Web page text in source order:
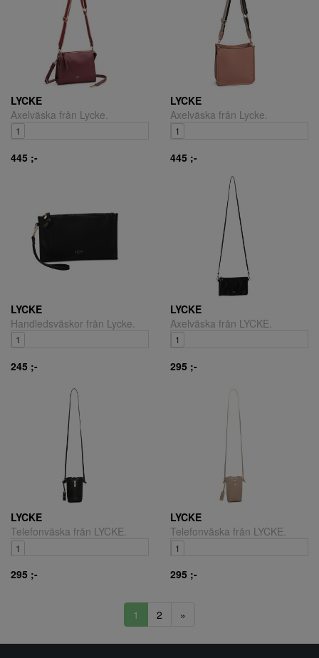
LYCKE
Axelväska från Lycke.
1
445 ;-
LYCKE
Axelväska från Lycke.
1
445 ;-
LYCKE
Handledsväskor från Lycke.
1
245 ;-
LYCKE
Axelväska från LYCKE.
1
295 ;-
LYCKE
Telefonväska från LYCKE.
1
295 ;-
LYCKE
Telefonväska från LYCKE.
1
295 ;-
1 2 »